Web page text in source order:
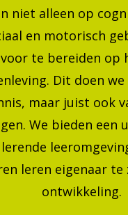
niet alleen op
en motorisch
te bereiden op
Dit doen
maar juist ook
We bieden een
leren eigenaar te
ontwikkeling.